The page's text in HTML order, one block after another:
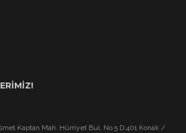
Kaptan Mah. Hürriyet Bul. No:5 D:401 Konak /